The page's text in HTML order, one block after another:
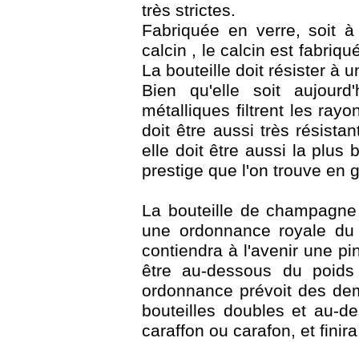
très strictes.
Fabriquée en verre, soit
calcin , le calcin est
La bouteille doit résister à
Bien qu'elle soit
métalliques filtrent les
doit être aussi très
elle doit être aussi la plus
prestige que l'on trouve en
La bouteille de
une ordonnance royale
contiendra à l'avenir une
être au-dessous du
ordonnance prévoit des
bouteilles doubles et au-
caraffon ou carafon, et